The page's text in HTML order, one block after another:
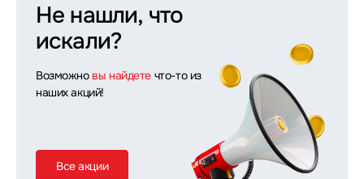
Не нашли, что
искали?
Возможно вы найдете что-то из
наших акций!
Все акции